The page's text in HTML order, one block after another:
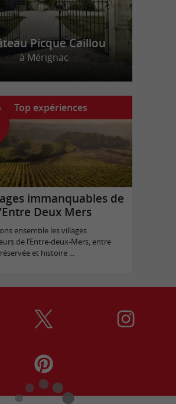
Picque Caillou
à Mérignac
Top expériences
immanquables de
Deux Mers
ensemble les villages
de l’Entre-deux-Mers, entre
et histoire ...